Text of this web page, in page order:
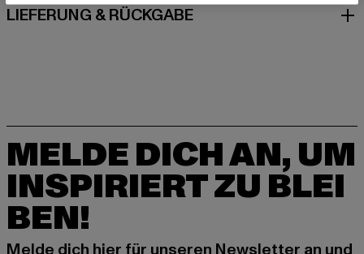
LIEFERUNG & RÜCKGABE
MELDE DICH AN, UM
INSPIRIERT ZU BLEI
BEN!